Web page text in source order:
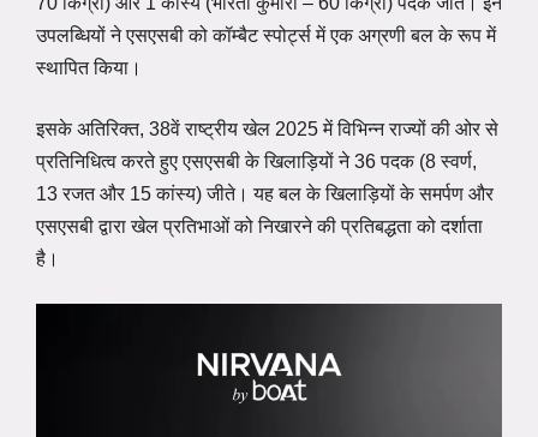
उपलब्धियों ने एसएसबी को कॉम्बैट स्पोर्ट्स में एक अग्रणी बल के रूप में
स्थापित किया।
इसके अतिरिक्त, 38वें राष्ट्रीय खेल 2025 में विभिन्न राज्यों की ओर से
प्रतिनिधित्व करते हुए एसएसबी के खिलाड़ियों ने 36 पदक (8 स्वर्ण,
13 रजत और 15 कांस्य) जीते। यह बल के खिलाड़ियों के समर्पण और
एसएसबी द्वारा खेल प्रतिभाओं को निखारने की प्रतिबद्धता को दर्शाता
है।